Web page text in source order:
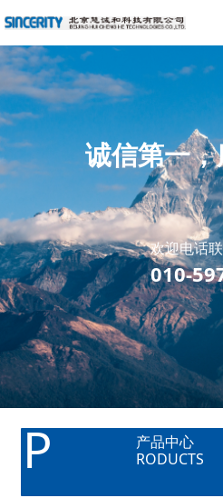
产品中心
RODUCTS
P
诚信第一
欢迎电话
010-